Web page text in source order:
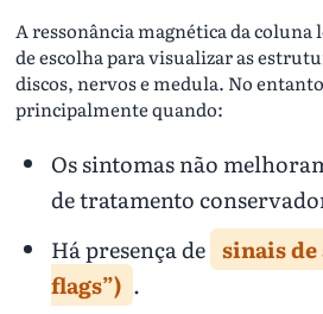
A ressonância magnética da
de escolha para visualizar as
discos, nervos e medula. No
principalmente quando:
Os sintomas não
de tratamento
Há presença de sinais
flags”) .